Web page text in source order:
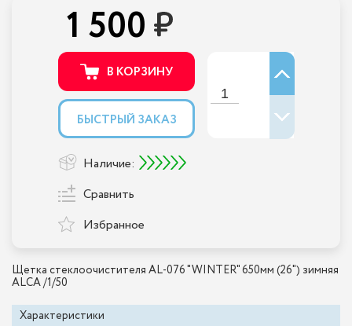
Щетка стеклоочистителя AL-076 "WINTER" 650мм (26") зимняя
ALCA /1/50
Характеристики
1 500
В КОРЗИНУ
БЫСТРЫЙ ЗАКАЗ
Наличие:
Сравнить
Избранное